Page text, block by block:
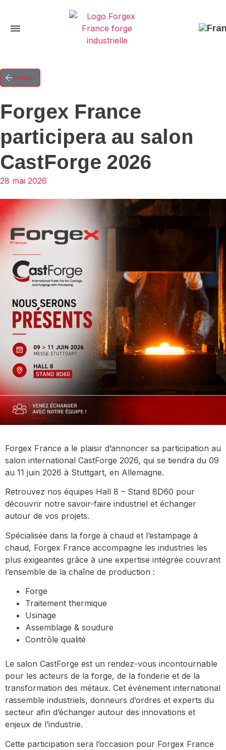
Retour
Forgex France
participera au salon
CastForge 2026
28 mai 2026
Forgex France a le plaisir d’annoncer sa participation au
salon international CastForge 2026, qui se tiendra du 09
au 11 juin 2026 à Stuttgart, en Allemagne.
Retrouvez nos équipes Hall 8 – Stand 8D60 pour
découvrir notre savoir-faire industriel et échanger
autour de vos projets.
Spécialisée dans la forge à chaud et l’estampage à
chaud, Forgex France accompagne les industries les
plus exigeantes grâce à une expertise intégrée couvrant
l’ensemble de la chaîne de production :
Forge
Traitement thermique
Usinage
Assemblage & soudure
Contrôle qualité
Le salon CastForge est un rendez-vous incontournable
pour les acteurs de la forge, de la fonderie et de la
transformation des métaux. Cet événement international
rassemble industriels, donneurs d’ordres et experts du
secteur afin d’échanger autour des innovations et
enjeux de l’industrie.
Cette participation sera l’occasion pour Forgex France